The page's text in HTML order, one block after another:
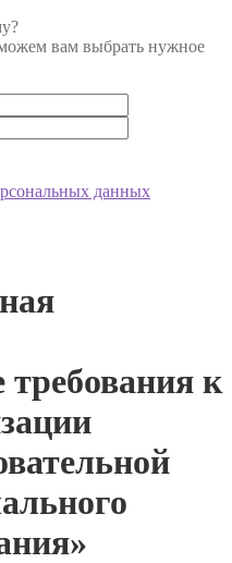
вам выбрать нужное
данных
требования к